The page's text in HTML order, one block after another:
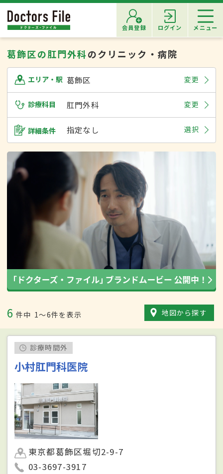
会員登録 ログイン メニュー
葛飾区の肛門外科のクリニック・病院
エリア・駅 葛飾区 変更
診療科目 肛門外科 変更
詳細条件 指定なし 選択
6 件中 1〜6件を表示 地図から探す
診療時間外
小村肛門科医院
東京都葛飾区堀切2-9-7
03-3697-3917